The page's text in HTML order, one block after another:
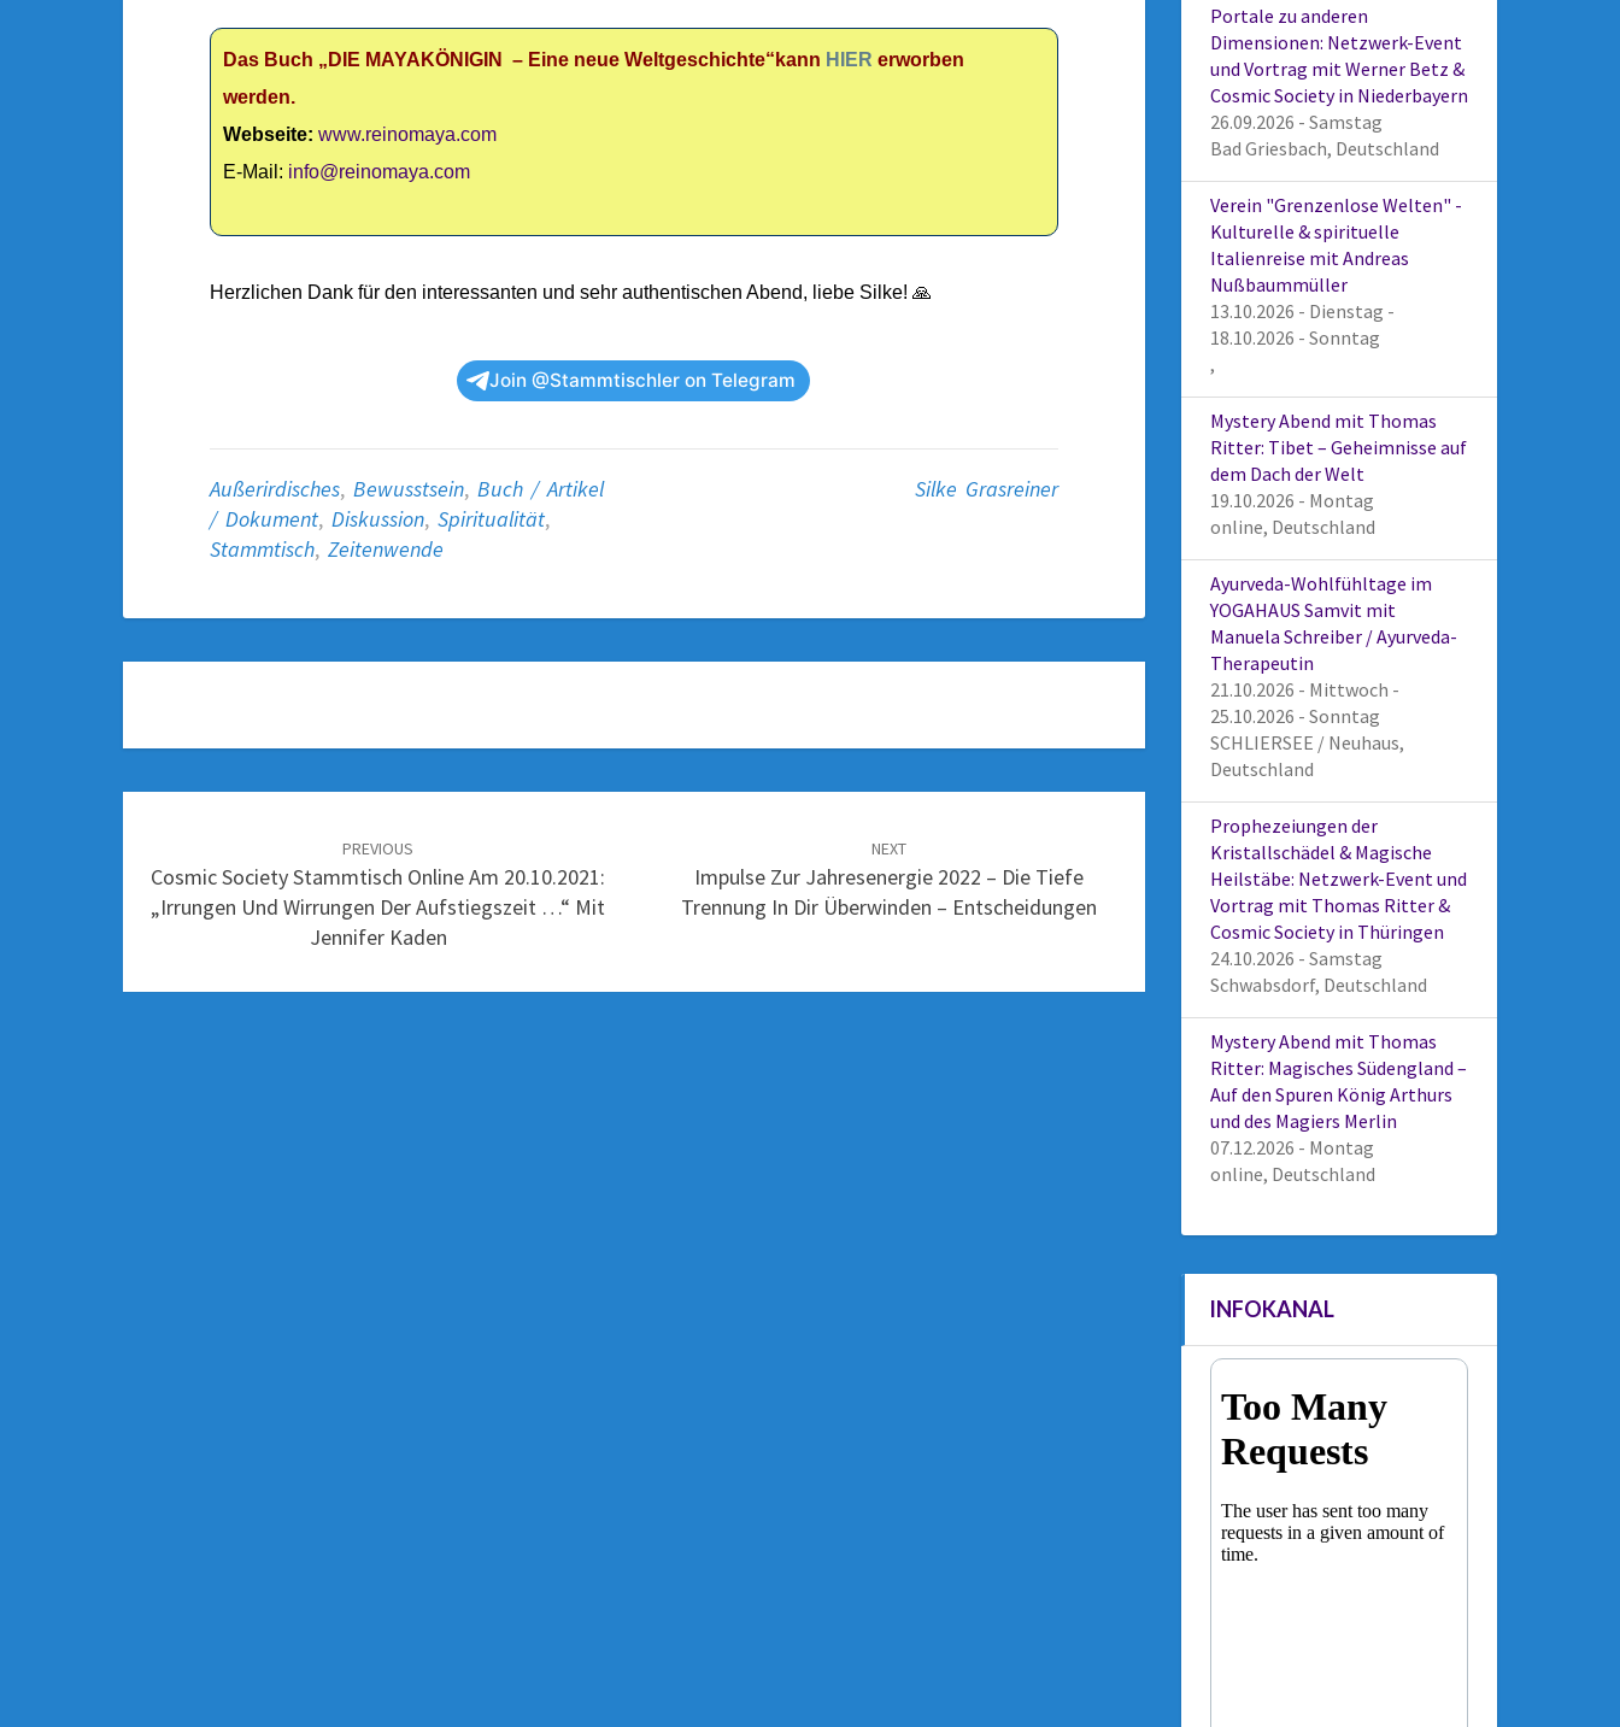
Das Buch „DIE MAYAKÖNIGIN – Eine neue Weltgeschichte“kann HIER erworben
werden.
Webseite: www.reinomaya.com
E-Mail: info@reinomaya.com
Herzlichen Dank für den interessanten und sehr authentischen Abend, liebe Silke! 🙏
Join @Stammtischler on Telegram
Außerirdisches, Bewusstsein, Buch / Artikel
/ Dokument, Diskussion, Spiritualität,
Stammtisch, Zeitenwende
Silke Grasreiner
PREVIOUS
Cosmic Society Stammtisch Online Am 20.10.2021:
„Irrungen Und Wirrungen Der Aufstiegszeit …“ Mit
Jennifer Kaden
NEXT
Impulse Zur Jahresenergie 2022 – Die Tiefe
Trennung In Dir Überwinden – Entscheidungen
Portale zu anderen
Dimensionen: Netzwerk-Event
und Vortrag mit Werner Betz &
Cosmic Society in Niederbayern
26.09.2026 - Samstag
Bad Griesbach, Deutschland
Verein "Grenzenlose Welten" -
Kulturelle & spirituelle
Italienreise mit Andreas
Nußbaummüller
13.10.2026 - Dienstag -
18.10.2026 - Sonntag
,
Mystery Abend mit Thomas
Ritter: Tibet – Geheimnisse auf
dem Dach der Welt
19.10.2026 - Montag
online, Deutschland
Ayurveda-Wohlfühltage im
YOGAHAUS Samvit mit
Manuela Schreiber / Ayurveda-
Therapeutin
21.10.2026 - Mittwoch -
25.10.2026 - Sonntag
SCHLIERSEE / Neuhaus,
Deutschland
Prophezeiungen der
Kristallschädel & Magische
Heilstäbe: Netzwerk-Event und
Vortrag mit Thomas Ritter &
Cosmic Society in Thüringen
24.10.2026 - Samstag
Schwabsdorf, Deutschland
Mystery Abend mit Thomas
Ritter: Magisches Südengland –
Auf den Spuren König Arthurs
und des Magiers Merlin
07.12.2026 - Montag
online, Deutschland
INFOKANAL